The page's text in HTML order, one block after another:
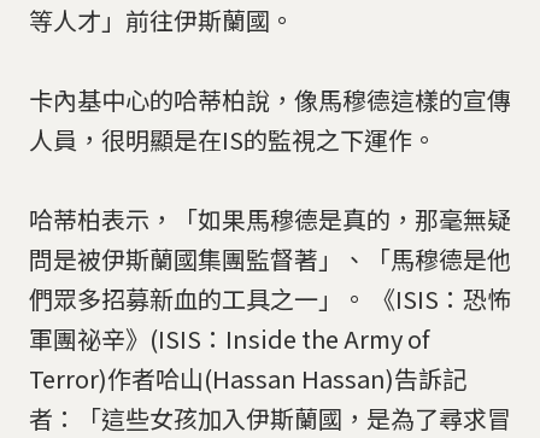
等人才」前往伊斯蘭國。
卡內基中心的哈蒂柏說，像馬穆德這樣的宣傳
人員，很明顯是在IS的監視之下運作。
哈蒂柏表示，「如果馬穆德是真的，那毫無疑
問是被伊斯蘭國集團監督著」、「馬穆德是他
們眾多招募新血的工具之一」。 《ISIS：恐怖
軍團祕辛》(ISIS：Inside the Army of
Terror)作者哈山(Hassan Hassan)告訴記
者：「這些女孩加入伊斯蘭國，是為了尋求冒